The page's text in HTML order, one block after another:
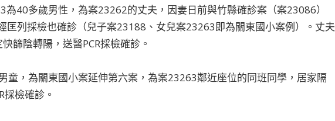
40多歲男性，為案23262的丈夫，因妻日前與竹縣確診案（案23086）
匡列採檢也確診（兒子案23188、女兒案23263即為關東國小案例）。丈夫
篩陰轉陽，送醫PCR採檢確診。
童，為關東國小案延伸第六案，為案23263鄰近座位的同班同學，居家隔
檢確診。